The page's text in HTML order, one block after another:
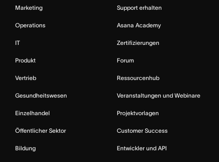
Marketing
Operations
IT
Produkt
Vertrieb
Gesundheitswesen
Einzelhandel
Öffentlicher Sektor
Bildung
Support erhalten
Asana Academy
Zertifizierungen
Forum
Ressourcenhub
Veranstaltungen und Webinare
Projektvorlagen
Customer Success
Entwickler und API